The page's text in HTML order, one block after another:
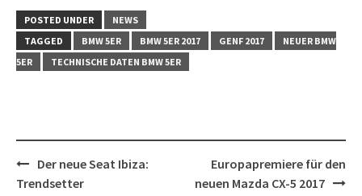
POSTED UNDER
NEWS
TAGGED
BMW 5ER BMW 5ER 2017 GENF 2017
NEUER BMW
5ER
TECHNISCHE DATEN BMW 5ER
Post
navigation
Der neue Seat Ibiza:
Trendsetter
Europapremiere für den
neuen Mazda CX-5 2017